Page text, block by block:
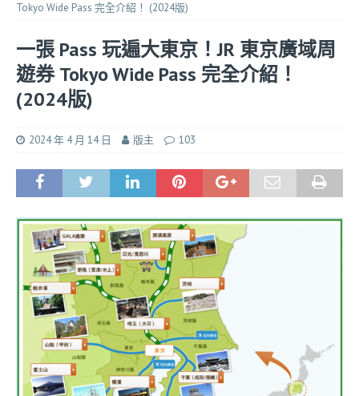
Tokyo Wide Pass 完全介紹！ (2024版)
一張 Pass 玩遍大東京！JR 東京廣域周
遊券 Tokyo Wide Pass 完全介紹！
(2024版)
2024 年 4 月 14 日 版主 103